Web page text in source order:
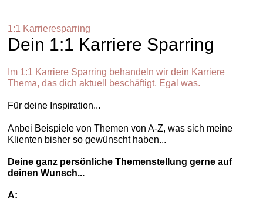
1:1 Karrieresparring
Dein 1:1 Karriere Sparring
Im 1:1 Karriere Sparring behandeln wir dein Karriere
Thema, das dich aktuell beschäftigt. Egal was.
Für deine Inspiration...
Anbei Beispiele von Themen von A-Z, was sich meine
Klienten bisher so gewünscht haben...
Deine ganz persönliche Themenstellung gerne auf
deinen Wunsch...
A: